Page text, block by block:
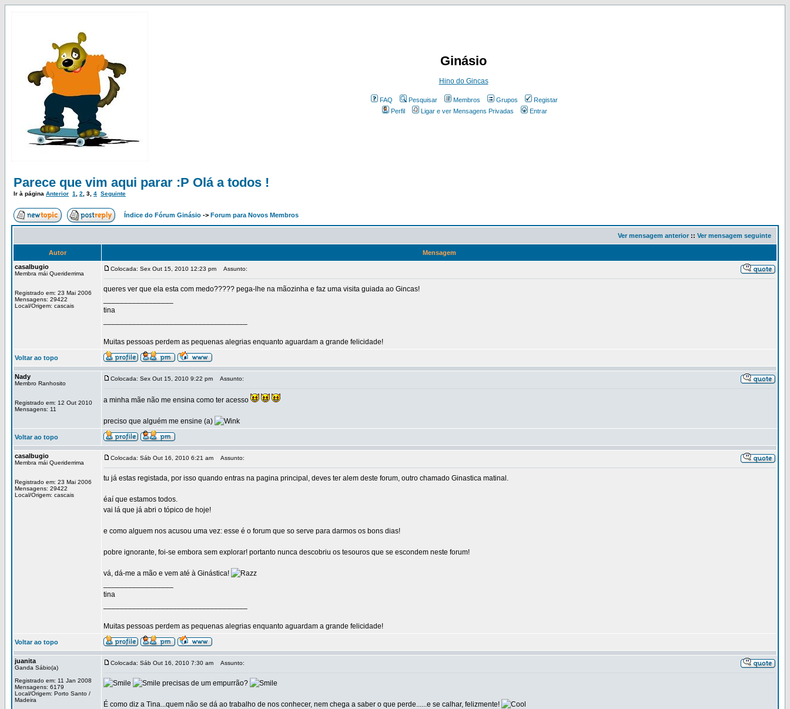
Ginásio
Hino do Gincas
FAQ Pesquisar Membros Grupos
Registar
Perfil
Ligar e ver Mensagens Privadas Entrar
Parece que vim aqui parar :P Olá a todos !
Ir à página Anterior 1 2 3 4 Seguinte
Índice do Fórum Ginásio -> Forum para Novos Membros
Ver mensagem anterior :: Ver mensagem seguinte
Autor
Mensagem
casalbugio
Membra mái Queriderrima
Registrado em: 23 Mai 2006
Mensagens: 29422
Local/Origem: cascais
Colocada: Sex Out 15, 2010 12:23 pm Assunto:
queres ver que ela esta com medo????? pega-lhe na mãozinha e faz uma visita guiada ao Gincas!
tina
Muitas pessoas perdem as pequenas alegrias enquanto aguardam a grande felicidade!
Voltar ao topo
Nady
Membro Ranhosito
Registrado em: 12 Out 2010
Mensagens: 11
Colocada: Sex Out 15, 2010 9:22 pm Assunto:
a minha mãe não me ensina como ter acesso
preciso que alguém me ensine (a)
Voltar ao topo
casalbugio
Membra mái Queriderrima
Registrado em: 23 Mai 2006
Mensagens: 29422
Local/Origem: cascais
Colocada: Sáb Out 16, 2010 6:21 am Assunto:
tu já estas registada, por isso quando entras na pagina principal, deves ter alem deste forum, outro chamado Ginastica matinal.
éaí que estamos todos.
vai lá que já abri o tópico de hoje!
e como alguem nos acusou uma vez: esse é o forum que so serve para darmos os bons dias!
pobre ignorante, foi-se embora sem explorar! portanto nunca descobriu os tesouros que se escondem neste forum!
vá, dá-me a mão e vem até à Ginástica!
tina
Muitas pessoas perdem as pequenas alegrias enquanto aguardam a grande felicidade!
Voltar ao topo
juanita
Ganda Sábio(a)
Registrado em: 11 Jan 2008
Mensagens: 6179
Local/Origem: Porto Santo /
Madeira
Colocada: Sáb Out 16, 2010 7:30 am Assunto:
precisas de um empurrão?
É como diz a Tina...quem não se dá ao trabalho de nos conhecer, nem chega a saber o que perde......e se calhar, felizmente!